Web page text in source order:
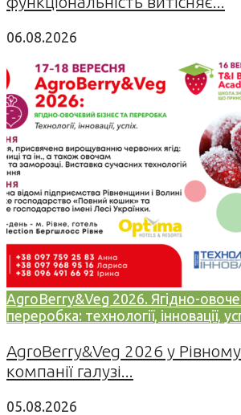
06.08.2026
AgroBerry&Veg 2026. Ягідно-
переробка: технології, інновації,
AgroBerry&Veg 2026 у
компанії галузі...
05.08.2026